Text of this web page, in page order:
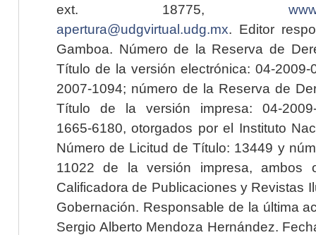
ext. 18775,
apertura@udgvirtual.udg.mx. Editor
Gamboa. Número de la Reserva de
Título de la versión electrónica: 04-2009-
2007-1094; número de la Reserva de
Título de la versión impresa: 04-2009-
1665-6180, otorgados por el Instituto
Número de Licitud de Título: 13449 y
11022 de la versión impresa, ambos
Calificadora de Publicaciones y Revistas
Gobernación. Responsable de la última
Sergio Alberto Mendoza Hernández.